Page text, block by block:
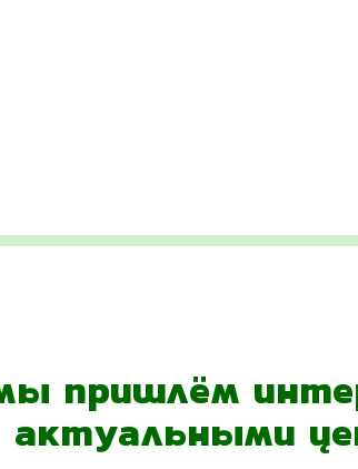
пришлём
актуальными